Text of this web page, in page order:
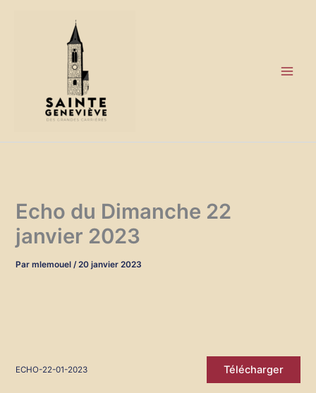
Echo du Dimanche 22
janvier 2023
Parmlemouel/20 janvier 2023
ECHO-22-01-2023 Télécharger